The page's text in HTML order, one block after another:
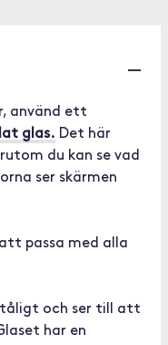
använd ett
glas. Det här
du kan se vad
ser skärmen
passa med alla
och ser till att
har en